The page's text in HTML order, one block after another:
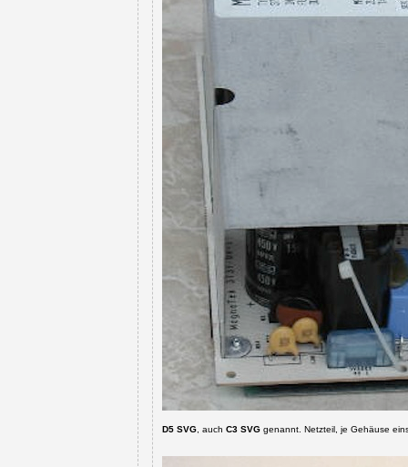
D5 SVG , auch C3 SVG genannt. Netzteil, je Gehäuse